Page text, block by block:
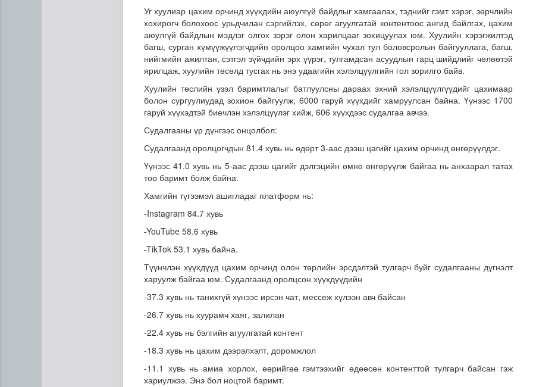
Цэнхэр бүсэд гал түймэр гарсан үед хариу арга хэмжээний дадлага сургуулийг зох..
Ц.Сандаг-Очир: COP17 ба COP31 хурлын уялдаа нь Риогийн гурван конвенцын нэгдсэ..
Уг хуулиар цахим орчинд хүүхдийн аюулгүй байдлыг хамгаалах, тэднийг гэмт хэрэг, зөрчлийн
хохирогч болохоос урьдчилан сэргийлэх, сөрөг агуулгатай контентоос ангид байлгах, цахим
аюулгүй байдлын мэдлэг олгох зэрэг олон харилцааг зохицуулах юм. Хуулийн хэрэгжилтэд
багш, сурган хүмүүжүүлэгчдийн оролцоо хамгийн чухал тул боловсролын байгууллага, багш,
нийгмийн ажилтан, сэтгэл зүйчдийн эрх үүрэг, тулгамдсан асуудлын гарц шийдлийг чөлөөтэй
ярилцаж, хуулийн төсөлд тусгах нь энэ удаагийн хэлэлцүүлгийн гол зорилго байв.
Хуулийн төслийн үзэл баримтлалыг батлуулсны дараах эхний хэлэлцүүлгүүдийг цахимаар
болон сургуулиудад зохион байгуулж, 6000 гаруй хүүхдийг хамруулсан байна. Үүнээс 1700
гаруй хүүхэдтэй биечлэн хэлэлцүүлэг хийж, 606 хүүхдээс судалгаа авчээ.
Судалгааны үр дүнгээс онцолбол:
Судалгаанд оролцогчдын 81.4 хувь нь өдөрт 3-аас дээш цагийг цахим орчинд өнгөрүүлдэг.
Үүнээс 41.0 хувь нь 5-аас дээш цагийг дэлгэцийн өмнө өнгөрүүлж байгаа нь анхаарал татах
тоо баримт болж байна.
Хамгийн түгээмэл ашигладаг платформ нь:
-Instagram 84.7 хувь
-YouTube 58.6 хувь
-TikTok 53.1 хувь байна.
Түүнчлэн хүүхдүүд цахим орчинд олон төрлийн эрсдэлтэй тулгарч буйг судалгааны дүгнэлт
харуулж байгаа юм. Судалгаанд оролцсон хүүхдүүдийн
-37.3 хувь нь танихгүй хүнээс ирсэн чат, мессеж хүлээн авч байсан
-26.7 хувь нь хуурамч хаяг, залилан
-22.4 хувь нь бэлгийн агуулгатай контент
-18.3 хувь нь цахим дээрэлхэлт, доромжлол
-11.1 хувь нь амиа хорлох, өөрийгөө гэмтээхийг өдөөсөн контенттой тулгарч байсан гэж
хариулжээ. Энэ бол ноцтой баримт.